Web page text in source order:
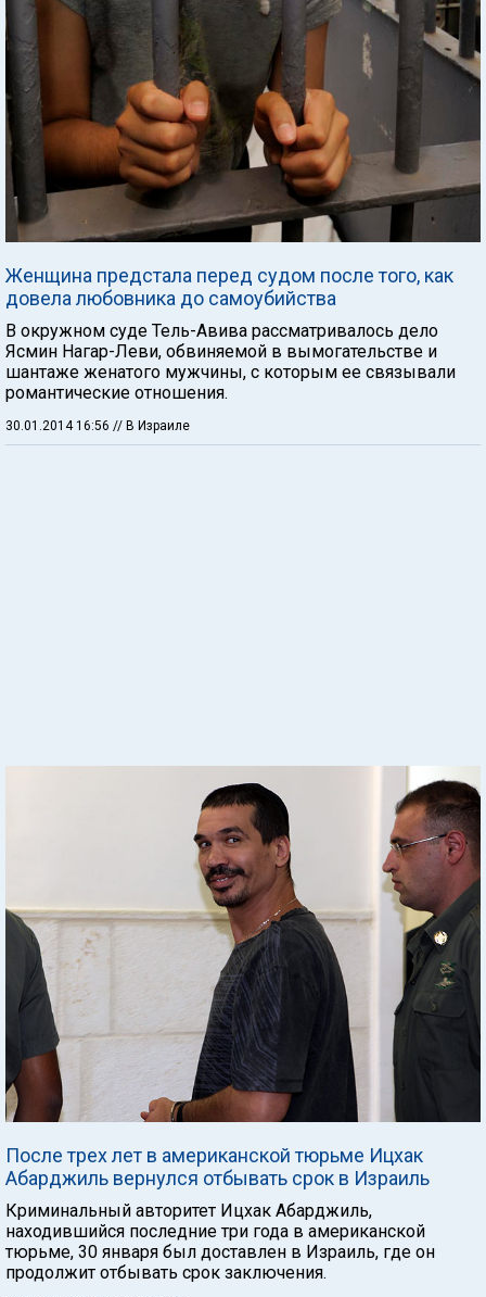
Женщина предстала перед судом после того, как
довела любовника до самоубийства
В окружном суде Тель-Авива рассматривалось дело
Ясмин Нагар-Леви, обвиняемой в вымогательстве и
шантаже женатого мужчины, с которым ее связывали
романтические отношения.
30.01.2014 16:56 // В Израиле
После трех лет в американской тюрьме Ицхак
Абарджиль вернулся отбывать срок в Израиль
Криминальный авторитет Ицхак Абарджиль,
находившийся последние три года в американской
тюрьме, 30 января был доставлен в Израиль, где он
продолжит отбывать срок заключения.